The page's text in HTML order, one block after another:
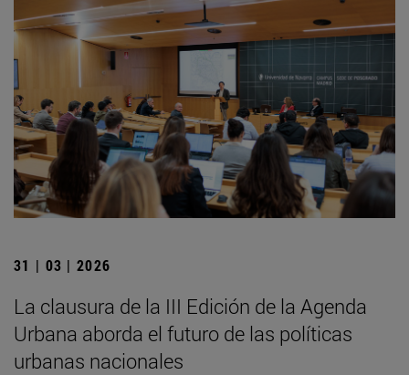
31 | 03 | 2026
La clausura de la III Edición de la Agenda
Urbana aborda el futuro de las políticas
urbanas nacionales